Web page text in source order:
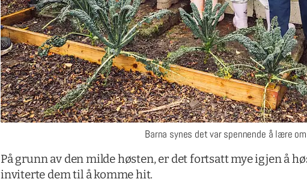
Barna synes det var spennende å lære
På grunn av den milde høsten, er det fortsatt mye igjen å
inviterte dem til å komme hit.